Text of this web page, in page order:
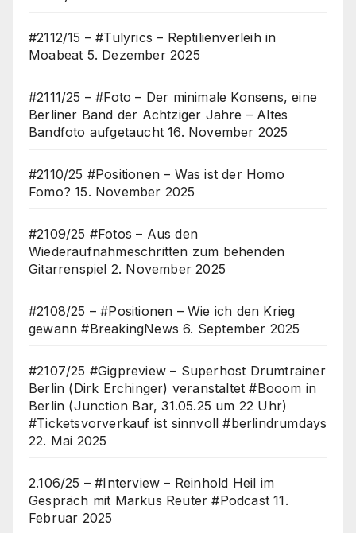
#2112/15 – #Tulyrics – Reptilienverleih in
Moabeat 5. Dezember 2025
#2111/25 – #Foto – Der minimale Konsens, eine
Berliner Band der Achtziger Jahre – Altes
Bandfoto aufgetaucht 16. November 2025
#2110/25 #Positionen – Was ist der Homo
Fomo? 15. November 2025
#2109/25 #Fotos – Aus den
Wiederaufnahmeschritten zum behenden
Gitarrenspiel 2. November 2025
#2108/25 – #Positionen – Wie ich den Krieg
gewann #BreakingNews 6. September 2025
#2107/25 #Gigpreview – Superhost Drumtrainer
Berlin (Dirk Erchinger) veranstaltet #Booom in
Berlin (Junction Bar, 31.05.25 um 22 Uhr)
#Ticketsvorverkauf ist sinnvoll #berlindrumdays
22. Mai 2025
2.106/25 – #Interview – Reinhold Heil im
Gespräch mit Markus Reuter #Podcast 11.
Februar 2025